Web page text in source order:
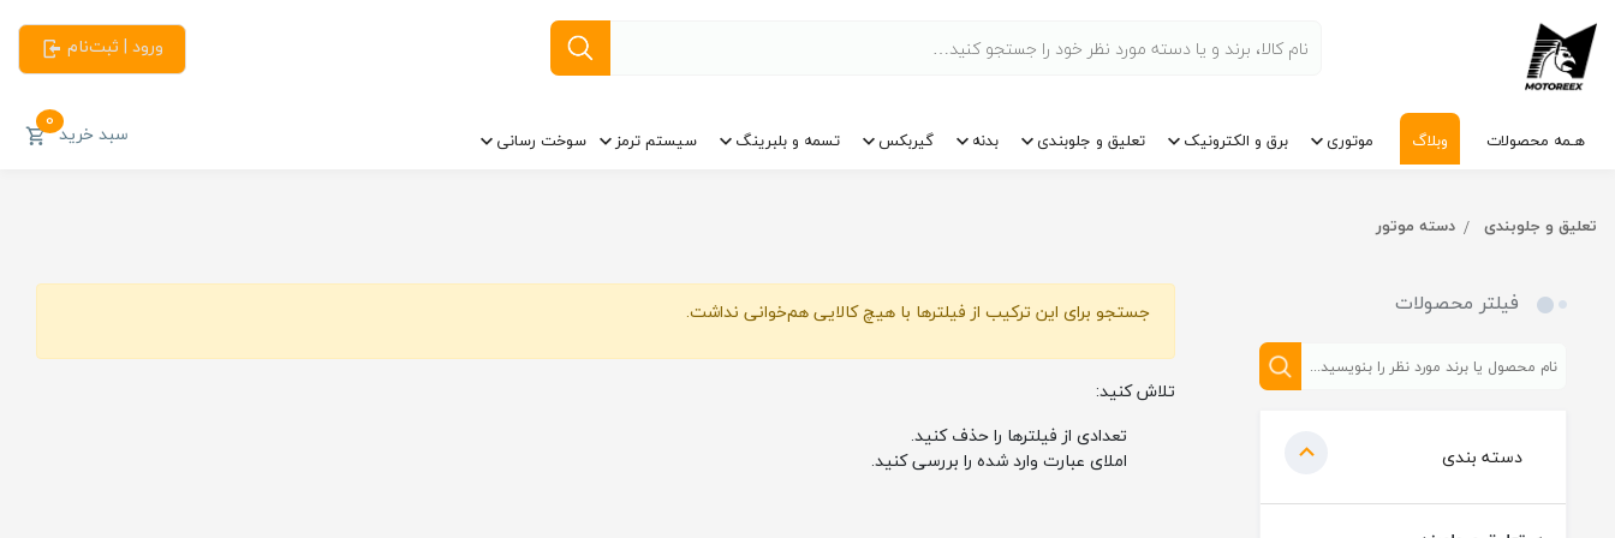
ورود | ثبت‌نام
هـمه محصولات وبلاگ موتوری برق و الکترونیک تعلیق و جلوبندی بدنه گیربکس تسمه و بلبرینگ سیستم ترمز سوخت رسانی سبد خرید0
تعلیق و جلوبندی دسته موتور
فیلتر محصولات
دسته بندی
جستجو برای این ترکیب از فیلترها با هیچ کالایی هم‌خوانی نداشت.
تلاش کنید:
تعدادی از فیلترها را حذف کنید.
املای عبارت وارد شده را بررسی کنید.